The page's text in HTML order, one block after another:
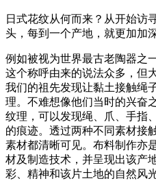
日式花纹从何而来？从开始访
头，每到一个产地，就更加加
例如被视为世界最古老陶器之
这个称呼由来的说法众多，但
我们的祖先发现让黏土接触绳
理。不难想像他们当时的兴奋
纹理，可以发现绳、爪、手指
的痕迹。透过两种不同素材接
素材都清晰可见。布料制作亦
材及制造技术，并呈现出该产
彩、精神和该片土地的自然风光